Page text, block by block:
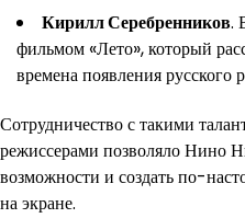
Кирилл Серебренников.
фильмом «Лето», который
времена появления
Сотрудничество с такими
режиссерами позволяло Нино
возможности и создать по-
на экране.